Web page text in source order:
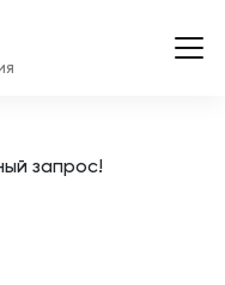
запрос!